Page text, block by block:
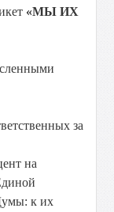
«МЫ ИХ
за
на
к их